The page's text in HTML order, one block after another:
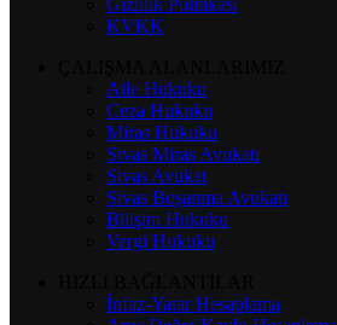
KVKK
Aile Hukuku
Ceza Hukuku
Miras Hukuku
Sivas Miras Avukatı
Sivas Avukat
Sivas Boşanma Avukatı
Bilişim Hukuku
Vergi Hukuku
İnfaz-Yatar Hesaplama